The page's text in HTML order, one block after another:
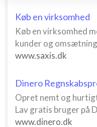
Køb en virksomhed
Køb en virksomhed
kunder og omsætning
www.saxis.dk
Dinero
Opret nemt og
Lav gratis bruger på
www.dinero.dk
Bruge begrænsede
annoncering
Oprette profiler til
annoncering
Oprette profiler for at